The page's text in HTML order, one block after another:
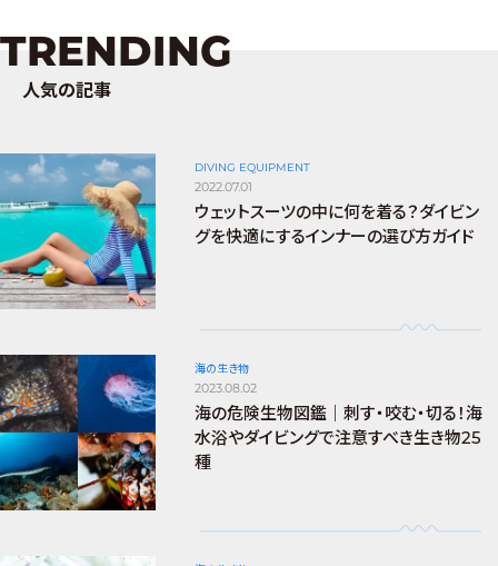
TRENDING
人気の記事
DIVING EQUIPMENT
2022.07.01
ウェットスーツの中に何を着る？ダイビン
グを快適にするインナーの選び方ガイド
海の生き物
2023.08.02
海の危険生物図鑑｜刺す・咬む・切る！海
水浴やダイビングで注意すべき生き物25
種